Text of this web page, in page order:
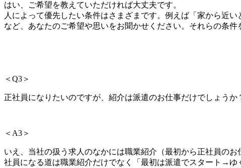
はい、ご希望を教えていただければ大丈夫です。
人によって優先したい条件はさまざまです。例えば「家から近
など、あなたのご希望や思いをお聞かせください。 それらの条件
＜Q3＞
正社員になりたいのですが、紹介は派遣のお仕事だけでしょうか
＜A3＞
いえ、当社の扱う求人のなかには職業紹介（最初から正社員のお
社員になる道は職業紹介だけでなく「最初は派遣でスタート→ゆ